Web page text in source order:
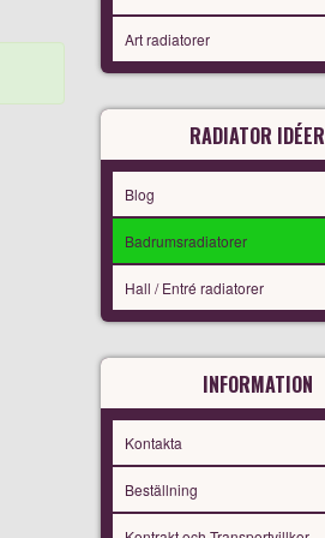
Art radiatorer
RADIATOR IDÉER
Blog
Badrumsradiatorer
Hall / Entré radiatorer
INFORMATION
Kontakta
Beställning